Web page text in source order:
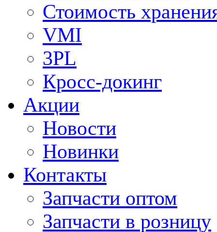
Стоимость
VMI
3PL
Кросс-докинг
Акции
Новости
Новинки
Контакты
Запчасти оптом
Запчасти в розницу